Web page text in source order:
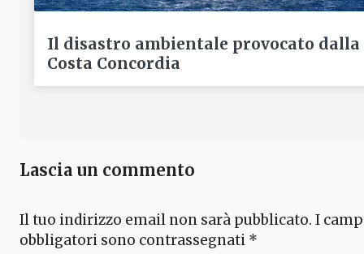
Il disastro ambientale provocato dalla
Costa Concordia
Lascia un commento
Il tuo indirizzo email non sarà pubblicato. I
obbligatori sono contrassegnati *